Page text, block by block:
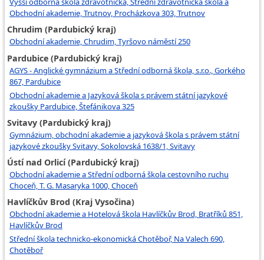
Obchodní akademie, Trutnov, Procházkova 303, Trutnov
Chrudim (Pardubický kraj)
Obchodní akademie, Chrudim, Tyršovo náměstí 250
Pardubice (Pardubický kraj)
AGYS - Anglické gymnázium a Střední odborná škola, s.r.o., Gorkého
867, Pardubice
Obchodní akademie a Jazyková škola s právem státní jazykové
zkoušky Pardubice, Štefánikova 325
Svitavy (Pardubický kraj)
Gymnázium, obchodní akademie a jazyková škola s právem státní
jazykové zkoušky Svitavy, Sokolovská 1638/1, Svitavy
Ústí nad Orlicí (Pardubický kraj)
Obchodní akademie a Střední odborná škola cestovního ruchu
Choceň, T. G. Masaryka 1000, Choceň
Havlíčkův Brod (Kraj Vysočina)
Obchodní akademie a Hotelová škola Havlíčkův Brod, Bratříků 851,
Havlíčkův Brod
Střední škola technicko-ekonomická Chotěboř, Na Valech 690,
Chotěboř